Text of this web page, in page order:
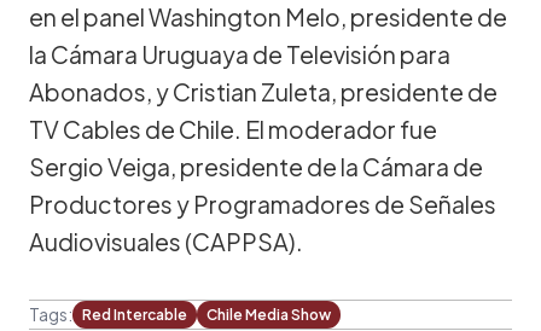
en el panel Washington Melo, presidente de
la Cámara Uruguaya de Televisión para
Abonados, y Cristian Zuleta, presidente de
TV Cables de Chile. El moderador fue
Sergio Veiga, presidente de la Cámara de
Productores y Programadores de Señales
Audiovisuales (CAPPSA).
Tags: Red Intercable Chile Media Show